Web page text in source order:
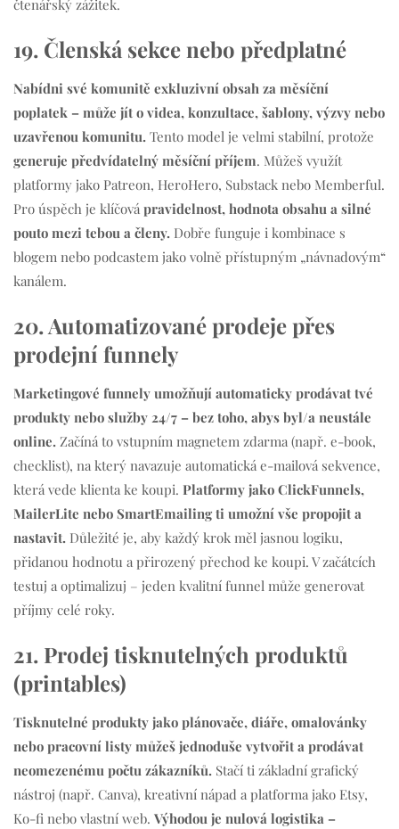
čtenářský zážitek.
19. Členská sekce nebo předplatné
Nabídni své komunitě exkluzivní obsah za měsíční
poplatek – může jít o videa, konzultace, šablony, výzvy nebo
uzavřenou komunitu. Tento model je velmi stabilní, protože
generuje předvídatelný měsíční příjem. Můžeš využít
platformy jako Patreon, HeroHero, Substack nebo Memberful.
Pro úspěch je klíčová pravidelnost, hodnota obsahu a silné
pouto mezi tebou a členy. Dobře funguje i kombinace s
blogem nebo podcastem jako volně přístupným „návnadovým“
kanálem.
20. Automatizované prodeje přes
prodejní funnely
Marketingové funnely umožňují automaticky prodávat tvé
produkty nebo služby 24/7 – bez toho, abys byl/a neustále
online. Začíná to vstupním magnetem zdarma (např. e-book,
checklist), na který navazuje automatická e-mailová sekvence,
která vede klienta ke koupi. Platformy jako ClickFunnels,
MailerLite nebo SmartEmailing ti umožní vše propojit a
nastavit. Důležité je, aby každý krok měl jasnou logiku,
přidanou hodnotu a přirozený přechod ke koupi. V začátcích
testuj a optimalizuj – jeden kvalitní funnel může generovat
příjmy celé roky.
21. Prodej tisknutelných produktů
(printables)
Tisknutelné produkty jako plánovače, diáře, omalovánky
nebo pracovní listy můžeš jednoduše vytvořit a prodávat
neomezenému počtu zákazníků. Stačí ti základní grafický
nástroj (např. Canva), kreativní nápad a platforma jako Etsy,
Ko-fi nebo vlastní web. Výhodou je nulová logistika –